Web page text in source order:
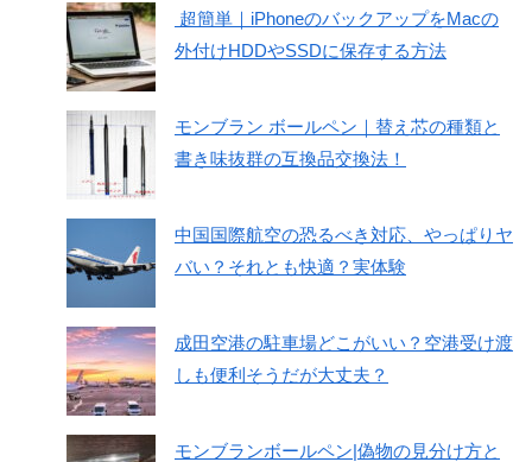
超簡単｜iPhoneのバックアップをMacの
外付けHDDやSSDに保存する方法
モンブラン ボールペン｜替え芯の種類と
書き味抜群の互換品交換法！
中国国際航空の恐るべき対応、やっぱりヤ
バい？それとも快適？実体験
成田空港の駐車場どこがいい？空港受け渡
しも便利そうだが大丈夫？
モンブランボールペン|偽物の見分け方と